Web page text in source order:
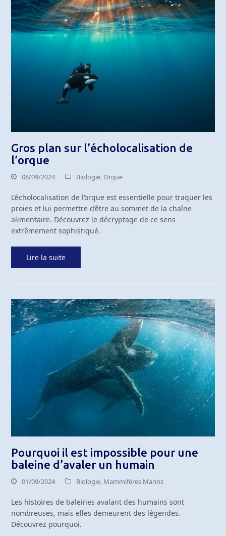
Gros plan sur l’écholocalisation de
l’orque
08/09/2024 Biologie,Orque
L’écholocalisation de l’orque est essentielle pour traquer les
proies et lui permettre d’être au sommet de la chaîne
alimentaire. Découvrez le décryptage de ce sens
extrêmement sophistiqué.
Lire la suite
Pourquoi il est impossible pour une
baleine d’avaler un humain
01/09/2024 Biologie, Mammifères Marins
Les histoires de baleines avalant des humains sont
nombreuses, mais elles demeurent des légendes.
Découvrez pourquoi.